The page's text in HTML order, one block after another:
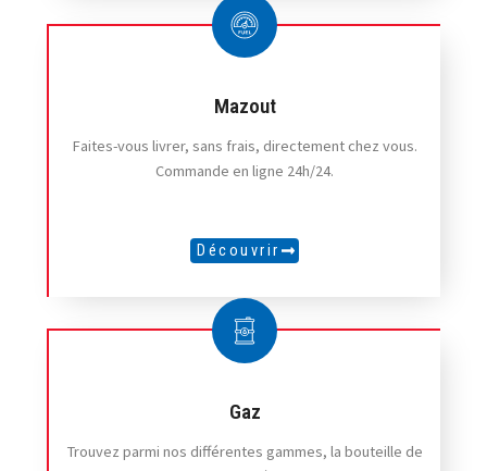
Mazout
Faites-vous livrer, sans frais, directement chez vous.
Commande en ligne 24h/24.
Découvrir
Gaz
Trouvez parmi nos différentes gammes, la bouteille de